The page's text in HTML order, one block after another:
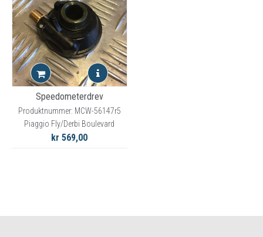
Speedometerdrev
Produktnummer: MCW-56147r5
Piaggio Fly/Derbi Boulevard
kr 569,00